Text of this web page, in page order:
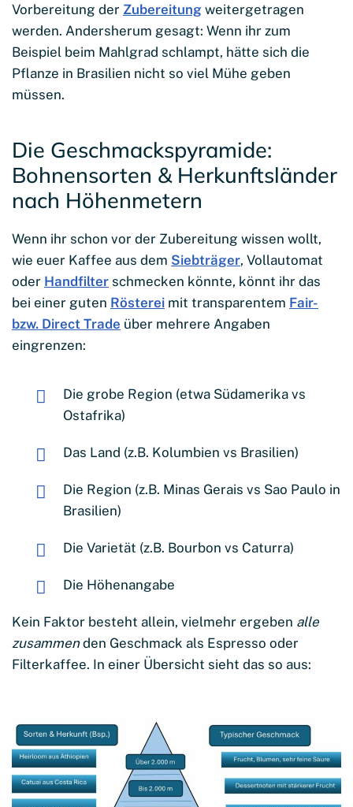
Vorbereitung der Zubereitung weitergetragen
werden. Andersherum gesagt: Wenn ihr zum
Beispiel beim Mahlgrad schlampt, hätte sich die
Pflanze in Brasilien nicht so viel Mühe geben
müssen.
Die Geschmackspyramide:
Bohnensorten & Herkunftsländer
nach Höhenmetern
Wenn ihr schon vor der Zubereitung wissen wollt,
wie euer Kaffee aus dem Siebträger, Vollautomat
oder Handfilter schmecken könnte, könnt ihr das
bei einer guten Rösterei mit transparentem Fair-
bzw. Direct Trade über mehrere Angaben
eingrenzen:
Die grobe Region (etwa Südamerika vs
Ostafrika)
Das Land (z.B. Kolumbien vs Brasilien)
Die Region (z.B. Minas Gerais vs Sao Paulo in
Brasilien)
Die Varietät (z.B. Bourbon vs Caturra)
Die Höhenangabe
Kein Faktor besteht allein, vielmehr ergeben alle
zusammenden Geschmack als Espresso oder
Filterkaffee. In einer Übersicht sieht das so aus: